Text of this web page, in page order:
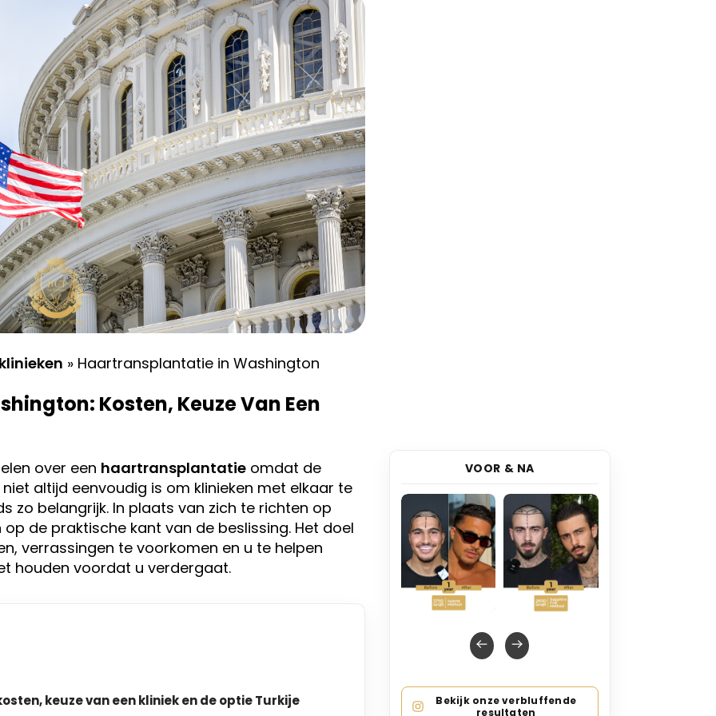
» Haartransplantatie in Washington
Kosten, Keuze Van Een
over een haartransplantatie omdat de
altijd eenvoudig is om klinieken met elkaar te
zo belangrijk. In plaats van zich te richten op
de praktische kant van de beslissing. Het doel
verrassingen te voorkomen en u te helpen
houden voordat u verdergaat.
keuze van een kliniek en de optie Turkije
VOOR & NA
Bekijk onze verbluffende
resultaten